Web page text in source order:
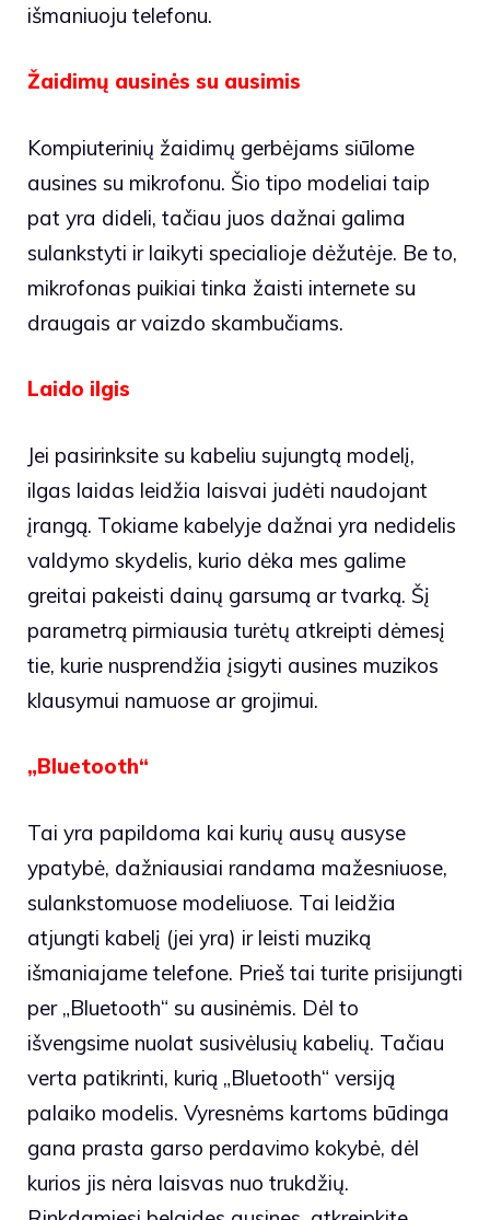
išmaniuoju telefonu.
Žaidimų ausinės su ausimis
Kompiuterinių žaidimų gerbėjams siūlome
ausines su mikrofonu. Šio tipo modeliai taip
pat yra dideli, tačiau juos dažnai galima
sulankstyti ir laikyti specialioje dėžutėje. Be to,
mikrofonas puikiai tinka žaisti internete su
draugais ar vaizdo skambučiams.
Laido ilgis
Jei pasirinksite su kabeliu sujungtą modelį,
ilgas laidas leidžia laisvai judėti naudojant
įrangą. Tokiame kabelyje dažnai yra nedidelis
valdymo skydelis, kurio dėka mes galime
greitai pakeisti dainų garsumą ar tvarką. Šį
parametrą pirmiausia turėtų atkreipti dėmesį
tie, kurie nusprendžia įsigyti ausines muzikos
klausymui namuose ar grojimui.
„Bluetooth“
Tai yra papildoma kai kurių ausų ausyse
ypatybė, dažniausiai randama mažesniuose,
sulankstomuose modeliuose. Tai leidžia
atjungti kabelį (jei yra) ir leisti muziką
išmaniajame telefone. Prieš tai turite prisijungti
per „Bluetooth“ su ausinėmis. Dėl to
išvengsime nuolat susivėlusių kabelių. Tačiau
verta patikrinti, kurią „Bluetooth“ versiją
palaiko modelis. Vyresnėms kartoms būdinga
gana prasta garso perdavimo kokybė, dėl
kurios jis nėra laisvas nuo trukdžių.